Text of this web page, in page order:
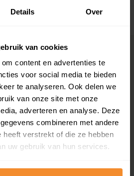
Details Over
van cookies
content en advertenties te
voor social media te bieden
te analyseren. Ook delen we
van onze site met onze
adverteren en analyse. Deze
combineren met andere
heeft verstrekt of die ze hebben
uw gebruik van hun services.
08:00 -18:00
woningmarkten
Amsterdam
Den Haag
Rotterdam
Utrecht
Groningen
Eindhoven
Tilburg